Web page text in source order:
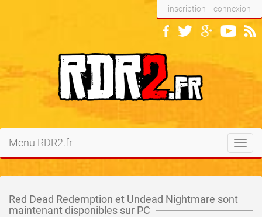
inscription connexion
Menu RDR2.fr
Red Dead Redemption et Undead Nightmare sont
maintenant disponibles sur PC